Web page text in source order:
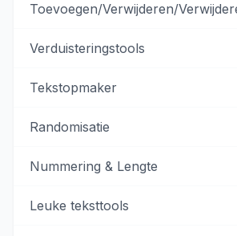
Toevoegen/Verwijderen/
Verduisteringstools
Tekstopmaker
Randomisatie
Nummering & Lengte
Leuke teksttools